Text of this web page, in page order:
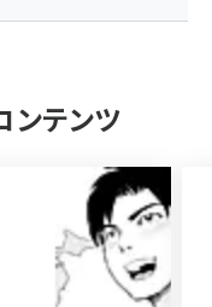
ンテンツ